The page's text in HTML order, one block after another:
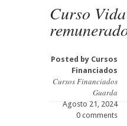
Curso
Posted by Cursos
Financiados
Cursos Financiados
Guarda
Agosto 21, 2024
0 comments